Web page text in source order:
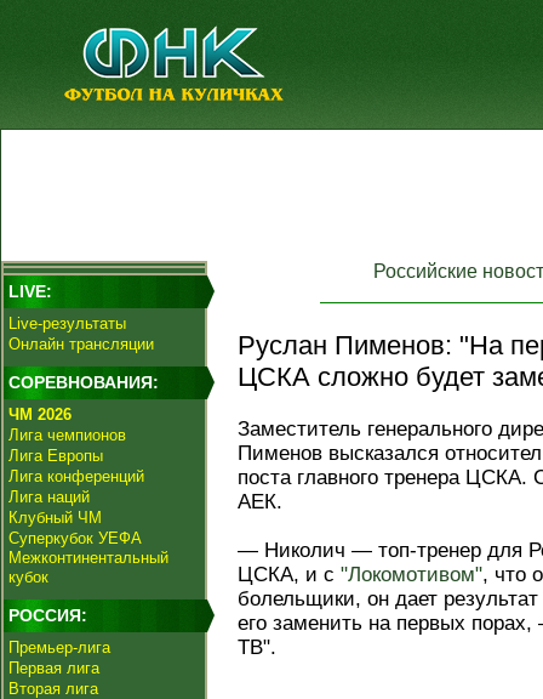
LIVE:
Live-результаты
Онлайн трансляции
СОРЕВНОВАНИЯ:
ЧМ 2026
Лига чемпионов
Лига Европы
Лига конференций
Лига наций
Клубный ЧМ
Суперкубок УЕФА
Межконтинентальный
кубок
РОССИЯ:
Премьер-лига
Первая лига
Вторая лига
Российские
Руслан Пименов: "На
ЦСКА сложно будет
Заместитель генерального
Пименов высказался
поста главного тренера ЦСКА.
АЕК.
— Николич — топ‑тренер для
ЦСКА, и с "Локомотивом", что
болельщики, он дает
его заменить на первых
ТВ".